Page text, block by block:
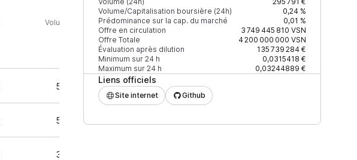
Volume/Capitalisation boursière (24h)
0,24 %
Prédominance sur la cap. du marché
0,01 %
Offre en circulation
3 749 445 810 VSN
Offre Totale
4 200 000 000 VSN
Évaluation après dilution
135 739 284 €
Minimum sur 24 h
0,0315418 €
Maximum sur 24 h
0,03244889 €
Liens officiels
Site internet Github
Volume (24h) % du volume Confiance Mis à jour
55 463 $ 16,22 % ÉLEVÉE
52 780 $
34 720 $